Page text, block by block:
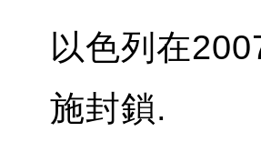
以色列在
施封鎖.